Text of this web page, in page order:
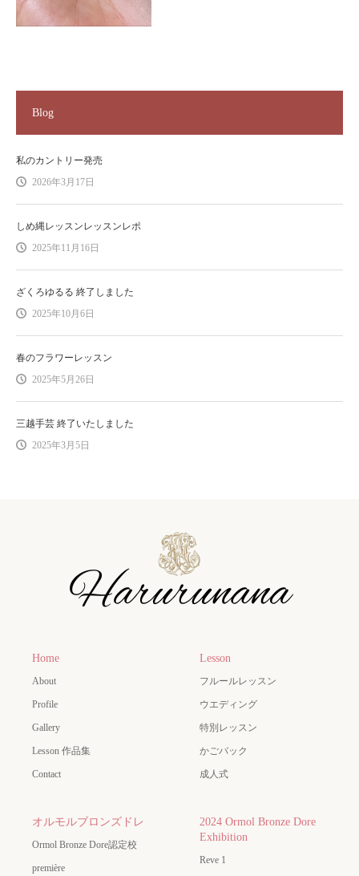
Blog
私のカントリー発売
2026年3月17日
しめ縄レッスンレッスンレポ
2025年11月16日
ざくろゆるる 終了しました
2025年10月6日
春のフラワーレッスン
2025年5月26日
三越手芸 終了いたしました
2025年3月5日
Home
About
Profile
Gallery
Lesson 作品集
Contact
Lesson
フルールレッスン
ウエディング
特別レッスン
かごバック
成人式
オルモルブロンズドレ
Ormol Bronze Dore認定校
première
2024 Ormol Bronze Dore
Exhibition
Reve 1